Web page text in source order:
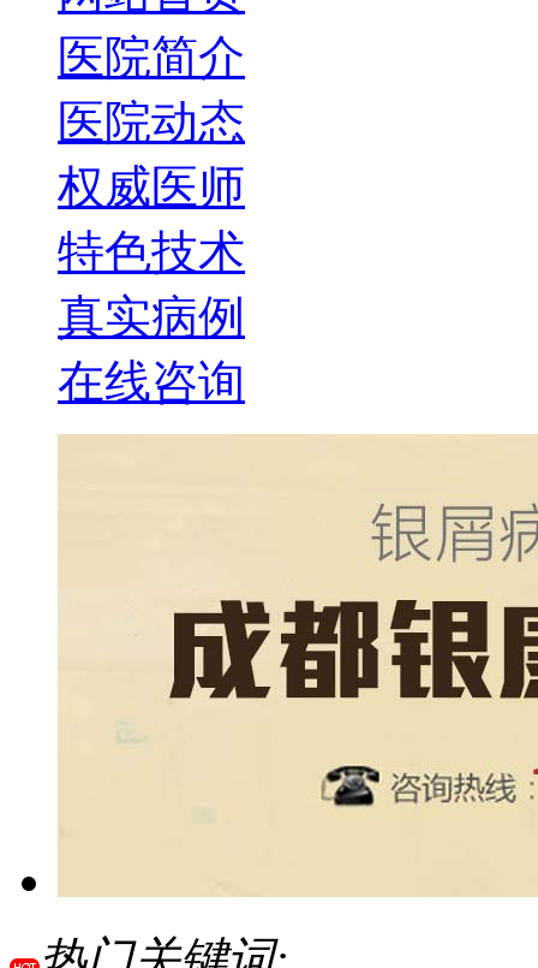
医院简介
医院动态
权威医师
特色技术
真实病例
在线咨询